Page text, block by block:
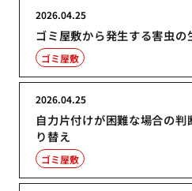
ゴミ屋敷から発生する害虫
2026.04.25
ゴミ屋敷
自力片付けが困難な場合の
り替え
2026.04.25
ゴミ屋敷